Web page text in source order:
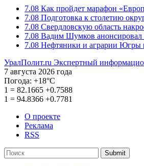
7.08 Как пройдет марафон
7.08 Подготовка к столетию
7.08 Свердловскую область
7.08 Вадим Шумков анонсировал
7.08 Нефтяники и аграрии Югры
УралПолит.ru Экспертный
7 августа 2026 года
Погода: +18°С
1 = 82.1665 +0.7588
1 = 94.8366 +0.7781
О проекте
Реклама
RSS
Submit